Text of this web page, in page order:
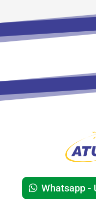
Whatsapp -